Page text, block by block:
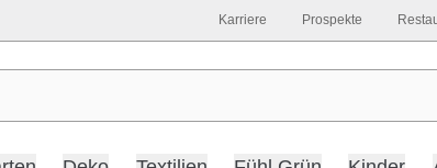
Karriere Prospekte